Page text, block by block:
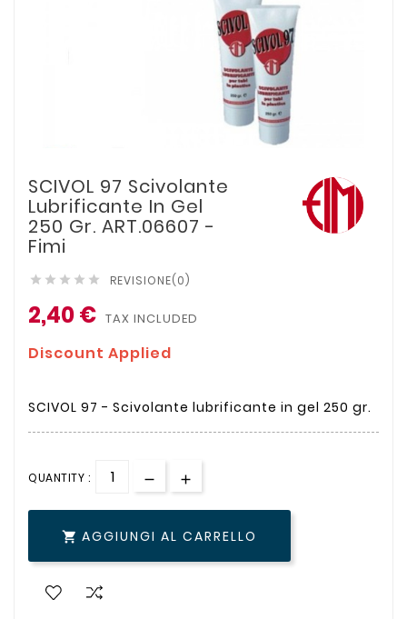
SCIVOL 97 Scivolante
Lubrificante In Gel
250 Gr. ART.06607 -
Fimi
     REVISIONE(0)
2,40 € TAX INCLUDED
Discount Applied
SCIVOL 97 - Scivolante lubrificante in gel 250 gr.
QUANTITY :
 AGGIUNGI AL CARRELLO